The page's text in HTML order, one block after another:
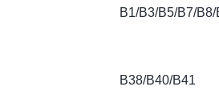
B1/B3/B5/B7/
B38/B40/B41